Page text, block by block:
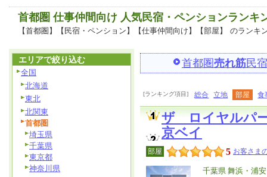
首都圏 仕事仲間向け 人気民宿・ペンションランキ
【首都圏】【民宿・ペンション】【仕事仲間向け】【部屋】 のランキ
首都圏売れ筋民
[ランキング項目] 総合 立地 部屋 食
ザ ロイヤルパ
京ベイ
部屋 5 お客さま
エ
千葉県 舞浜・浦
エリアで絞り込む
全国
北海道
東北
北関東
首都圏
埼玉県
千葉県
東京都
神奈川県